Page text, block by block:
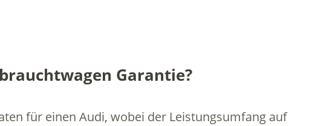
Garantie?
für einen Audi, wobei der Leistungsumfang auf